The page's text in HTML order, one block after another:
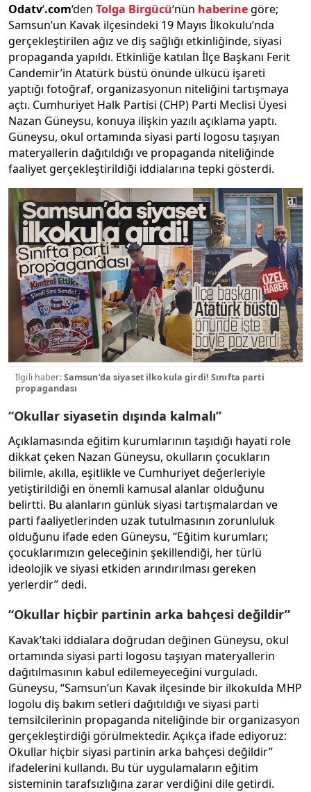
Odatv‘.com‘den Tolga Birgücü‘nün haberinegöre;
Samsun’un Kavak ilçesindeki 19 Mayıs İlkokulu’nda
gerçekleştirilen ağız ve diş sağlığı etkinliğinde, siyasi
propaganda yapıldı. Etkinliğe katılan İlçe Başkanı Ferit
Candemir’in Atatürk büstü önünde ülkücü işareti
yaptığı fotoğraf, organizasyonun niteliğini tartışmaya
açtı. Cumhuriyet Halk Partisi (CHP) Parti Meclisi Üyesi
Nazan Güneysu, konuya ilişkin yazılı açıklama yaptı.
Güneysu, okul ortamında siyasi parti logosu taşıyan
materyallerin dağıtıldığı ve propaganda niteliğinde
faaliyet gerçekleştirildiği iddialarına tepki gösterdi.
İlgili haber:Samsun’da siyaset ilkokula girdi! Sınıfta parti
propagandası
“Okullar siyasetin dışında kalmalı”
Açıklamasında eğitim kurumlarının taşıdığı hayati role
dikkat çeken Nazan Güneysu, okulların çocukların
bilimle, akılla, eşitlikle ve Cumhuriyet değerleriyle
yetiştirildiği en önemli kamusal alanlar olduğunu
belirtti. Bu alanların günlük siyasi tartışmalardan ve
parti faaliyetlerinden uzak tutulmasının zorunluluk
olduğunu ifade eden Güneysu, “Eğitim kurumları;
çocuklarımızın geleceğinin şekillendiği, her türlü
ideolojik ve siyasi etkiden arındırılması gereken
yerlerdir” dedi.
“Okullar hiçbir partinin arka bahçesi değildir”
Kavak’taki iddialara doğrudan değinen Güneysu, okul
ortamında siyasi parti logosu taşıyan materyallerin
dağıtılmasının kabul edilemeyeceğini vurguladı.
Güneysu, “Samsun’un Kavak ilçesinde bir ilkokulda MHP
logolu diş bakım setleri dağıtıldığı ve siyasi parti
temsilcilerinin propaganda niteliğinde bir organizasyon
gerçekleştirdiği görülmektedir. Açıkça ifade ediyoruz:
Okullar hiçbir siyasi partinin arka bahçesi değildir”
ifadelerini kullandı. Bu tür uygulamaların eğitim
sisteminin tarafsızlığına zarar verdiğini dile getirdi.